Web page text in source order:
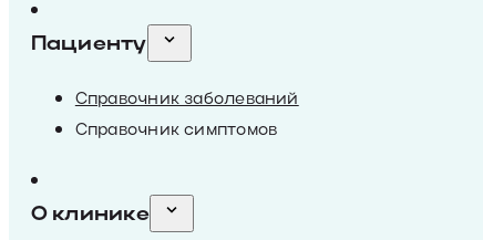
Пациенту
Справочник заболеваний
Справочник симптомов
О клинике